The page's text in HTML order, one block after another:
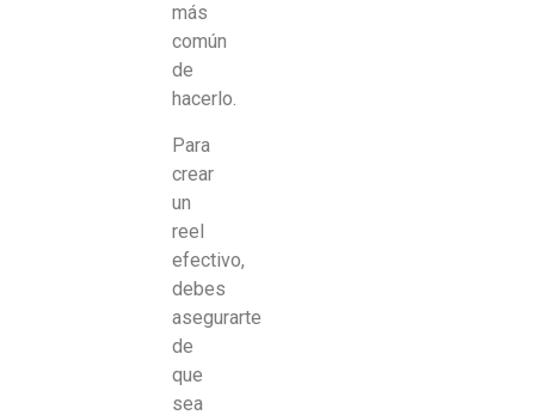
más
común
de
hacerlo.
Para
crear
un
reel
efectivo,
debes
asegurarte
de
que
sea